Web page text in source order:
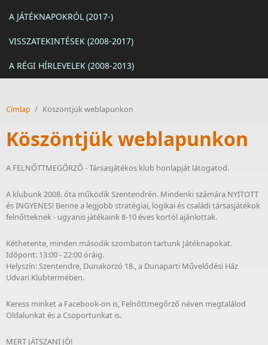
A JÁTÉKNAPOKRÓL (2017-)
VISSZATEKINTÉSEK (2008-2017)
A RÉGI HÍRLEVELEK (2008-2013)
Címlap / Köszöntjük weblapunkon
Köszöntjük weblapunkon
A FELNŐTTMEGŐRZŐ - Társasjátékos klub honlapját látogatod.
A klubunk 2008. óta működik Szentendrén. Mindenki számára NYITOTT
és INGYENES! Benne a legjobb stratégiai, logikai és családi társasjátékok
felnőtteknek - ugyanis játékaink 8-10 éves kortól ajánlottak.
Kéthetente, minden második szombaton tartunk Játéknapokat.
Időpont: 13:00 - 22:00 óráig.
Helyszín: Szentendre, Dunakorzó 18., a Dunaparti Művelődési Ház
Udvari Klubtermében.
Keress minket a Facebook-on is, Felnőttmegőrző néven megtalálod
Oldalunkat és a Csoportunkat is.
MERT JÁTSZANI JÓ!